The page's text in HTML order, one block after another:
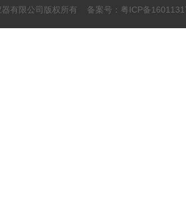
器有限公司版权所有 备案号：粤ICP备